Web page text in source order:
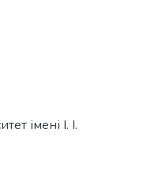
імені І. І.